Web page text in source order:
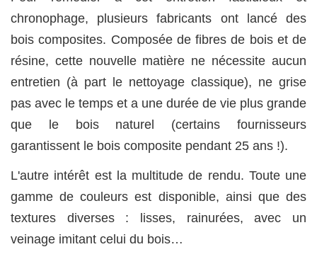
chronophage, plusieurs fabricants ont lancé des
bois composites. Composée de fibres de bois et de
résine, cette nouvelle matière ne nécessite aucun
entretien (à part le nettoyage classique), ne grise
pas avec le temps et a une durée de vie plus grande
que le bois naturel (certains fournisseurs
garantissent le bois composite pendant 25 ans !).
L'autre intérêt est la multitude de rendu. Toute une
gamme de couleurs est disponible, ainsi que des
textures diverses : lisses, rainurées, avec un
veinage imitant celui du bois…